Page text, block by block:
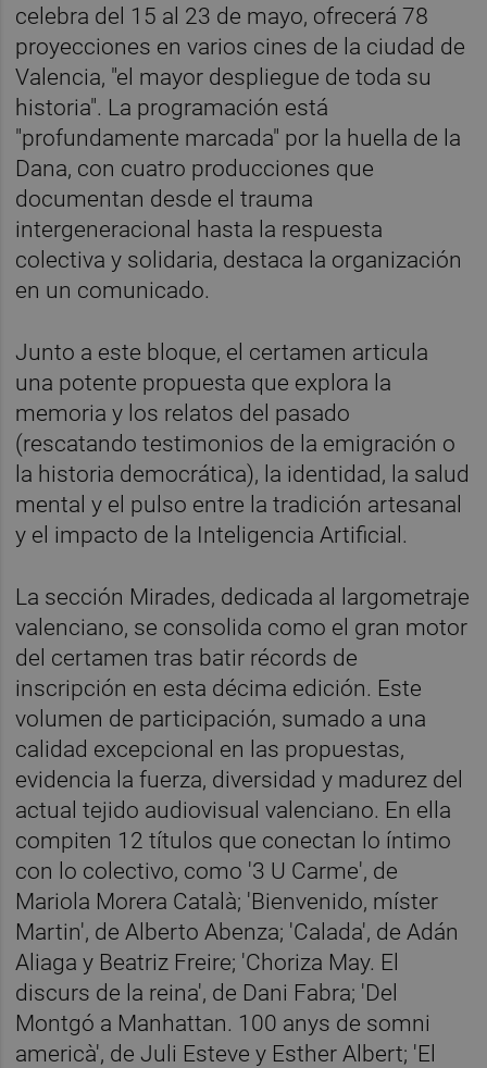
celebra del 15 al 23 de mayo, ofrecerá 78
proyecciones en varios cines de la ciudad de
Valencia, "el mayor despliegue de toda su
historia". La programación está
"profundamente marcada" por la huella de la
Dana, con cuatro producciones que
documentan desde el trauma
intergeneracional hasta la respuesta
colectiva y solidaria, destaca la organización
en un comunicado.
Junto a este bloque, el certamen articula
una potente propuesta que explora la
memoria y los relatos del pasado
(rescatando testimonios de la emigración o
la historia democrática), la identidad, la salud
mental y el pulso entre la tradición artesanal
y el impacto de la Inteligencia Artificial.
La sección Mirades, dedicada al largometraje
valenciano, se consolida como el gran motor
del certamen tras batir récords de
inscripción en esta décima edición. Este
volumen de participación, sumado a una
calidad excepcional en las propuestas,
evidencia la fuerza, diversidad y madurez del
actual tejido audiovisual valenciano. En ella
compiten 12 títulos que conectan lo íntimo
con lo colectivo, como '3 U Carme', de
Mariola Morera Català; 'Bienvenido, míster
Martin', de Alberto Abenza; 'Calada', de Adán
Aliaga y Beatriz Freire; 'Choriza May. El
discurs de la reina', de Dani Fabra; 'Del
Montgó a Manhattan. 100 anys de somni
americà', de Juli Esteve y Esther Albert; 'El